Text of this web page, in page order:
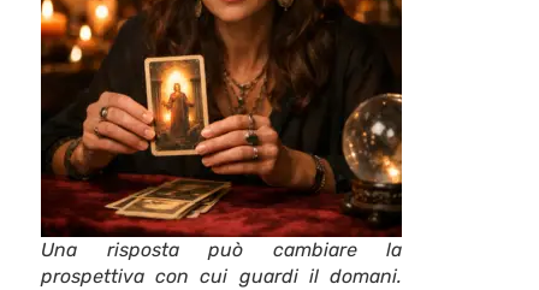
Una risposta può cambiare la
prospettiva con cui guardi il domani.